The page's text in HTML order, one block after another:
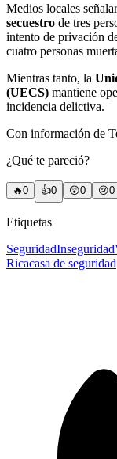
Medios locales
secuestro de tres
intento de privación
cuatro personas
Mientras tanto, la
(UECS) mantiene
incidencia delictiva.
Con información de
¿Qué te pareció?
🔥0 👍0 😲0 😢0
Etiquetas
SeguridadInseguridad
Ricacasa de seguridad